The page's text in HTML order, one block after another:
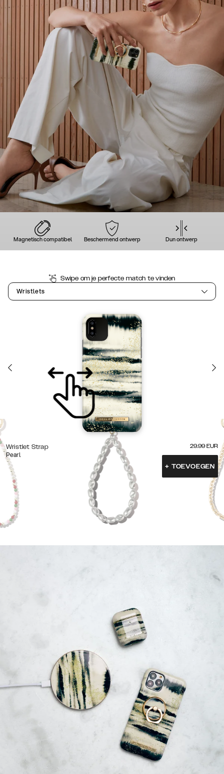
Magnetisch compatibel Beschermend ontwerp Dun ontwerp
Swipe om je perfecte match te vinden
Wristlets
Wristlet Strap
Pearl
29.99 EUR
+ TOEVOEGEN